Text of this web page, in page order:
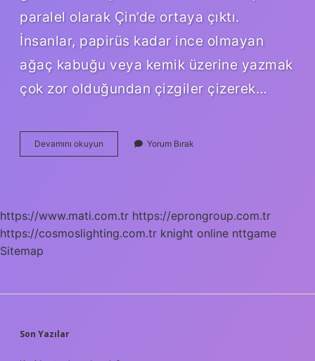
paralel olarak Çin’de ortaya çıktı.
İnsanlar, papirüs kadar ince olmayan
ağaç kabuğu veya kemik üzerine yazmak
çok zor olduğundan çizgiler çizerek…
Devamını okuyun
Kitap
Yorum Bırak
https://www.mati.com.tr https://eprongroup.com.tr
https://cosmoslighting.com.tr knight online nttgame
Sitemap
SIDEBAR
Son Yazılar